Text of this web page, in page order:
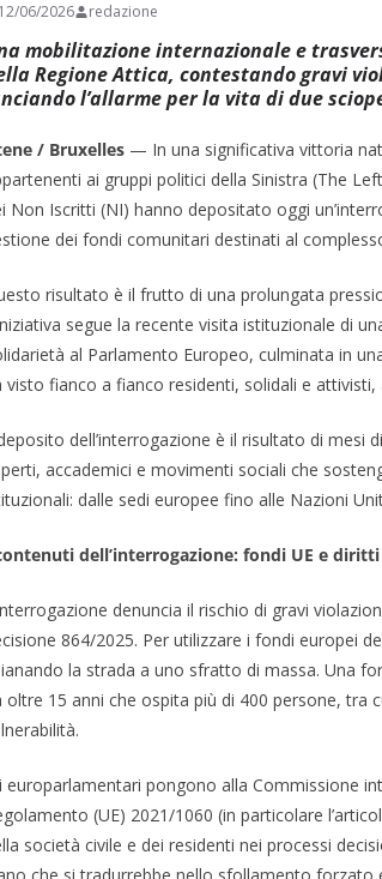
12/06/2026 redazione
mobilitazione internazionale e
Regione Attica, contestando gravi
l’allarme per la vita di due
/ Bruxelles — In una significativa vittoria
ai gruppi politici della Sinistra (The
Non Iscritti (NI) hanno depositato oggi
dei fondi comunitari destinati al
risultato è il frutto di una prolungata
segue la recente visita istituzionale di
al Parlamento Europeo, culminata in
visto fianco a fianco residenti, solidali e
dell’interrogazione è il risultato di mesi
accademici e movimenti sociali che
dalle sedi europee fino alle Nazioni
dell’interrogazione: fondi UE e
denuncia il rischio di gravi
864/2025. Per utilizzare i fondi europei
la strada a uno sfratto di massa. Una
oltre 15 anni che ospita più di 400 persone, tra
europarlamentari pongono alla Commissione
(UE) 2021/1060 (in particolare
società civile e dei residenti nei processi